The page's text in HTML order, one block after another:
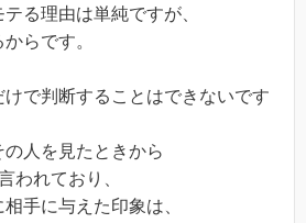
る理由は単純ですが、
らです。
で判断することはできないです
人を見たときから
われており、
手に与えた印象は、